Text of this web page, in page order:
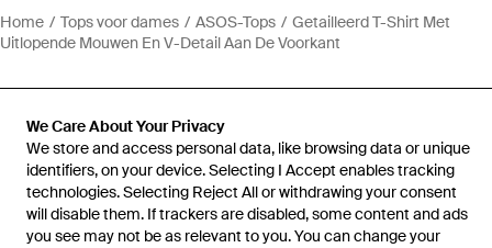
We Care About Your Privacy
We store and access personal data, like browsing data or unique
identifiers, on your device. Selecting I Accept enables tracking
technologies. Selecting Reject All or withdrawing your consent
will disable them. If trackers are disabled, some content and ads
you see may not be as relevant to you. You can change your
Home Tops voor dames ASOS-Tops
Getailleerd T-Shirt Met
Uitlopende Mouwen En V-Detail Aan De Voorkant
Hulp en informatie